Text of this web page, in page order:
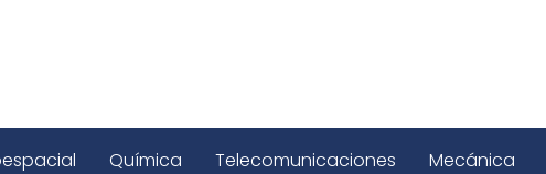
Química Telecomunicaciones Mecánica